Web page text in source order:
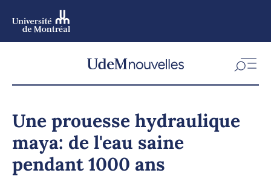
Une prouesse hydraulique
maya: de l'eau saine
pendant 1000 ans